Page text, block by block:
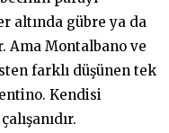
altında gübre ya da
Ama Montalbano ve
farklı düşünen tek
Kendisi